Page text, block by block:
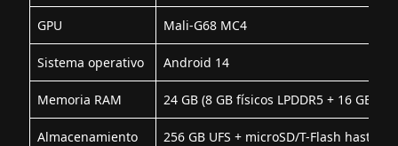
GPU Mali-G68 MC4
Sistema operativo Android 14
Memoria RAM 24 GB (8 GB físicos LPDDR5 + 16 GB
Almacenamiento 256 GB UFS + microSD/T-Flash hasta 2